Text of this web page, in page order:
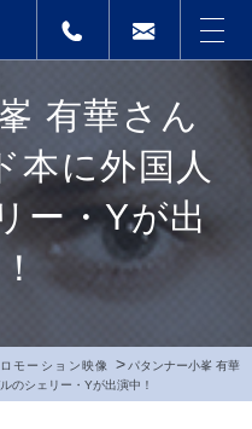
有華さん
本に外国人
ー・Yが出
モーション映像 > パタンナー小峯 有華
のシェリー・Yが出演中！